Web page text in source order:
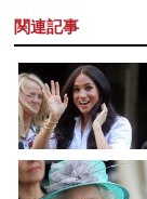
関連記事